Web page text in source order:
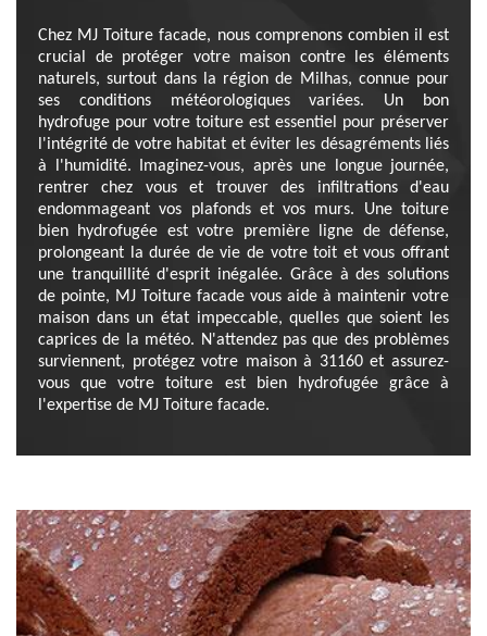
Chez MJ Toiture facade, nous comprenons combien il est
crucial de protéger votre maison contre les éléments
naturels, surtout dans la région de Milhas, connue pour
ses conditions météorologiques variées. Un bon
hydrofuge pour votre toiture est essentiel pour préserver
l'intégrité de votre habitat et éviter les désagréments liés
à l'humidité. Imaginez-vous, après une longue journée,
rentrer chez vous et trouver des infiltrations d'eau
endommageant vos plafonds et vos murs. Une toiture
bien hydrofugée est votre première ligne de défense,
prolongeant la durée de vie de votre toit et vous offrant
une tranquillité d'esprit inégalée. Grâce à des solutions
de pointe, MJ Toiture facade vous aide à maintenir votre
maison dans un état impeccable, quelles que soient les
caprices de la météo. N'attendez pas que des problèmes
surviennent, protégez votre maison à 31160 et assurez-
vous que votre toiture est bien hydrofugée grâce à
l'expertise de MJ Toiture facade.